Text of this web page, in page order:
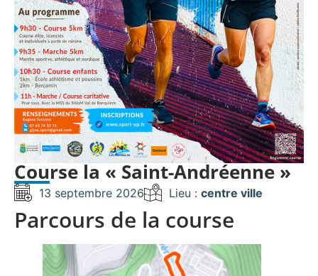
Course la « Saint-Andréenne »
13 septembre 2026 Lieu : centre ville
Parcours de la course